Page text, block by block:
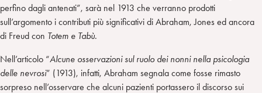
perfino dagli antenati”, sarà nel 1913 che verranno prodotti
sull’argomento i contributi più significativi di Abraham, Jones ed ancora
di Freud con Totem e Tabù.
Nell’articolo “Alcune osservazioni sul ruolo dei nonni nella psicologia
delle nevrosi” (1913), infatti, Abraham segnala come fosse rimasto
sorpreso nell’osservare che alcuni pazienti portassero il discorso sui